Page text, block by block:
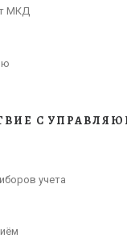
МКД
С
учета